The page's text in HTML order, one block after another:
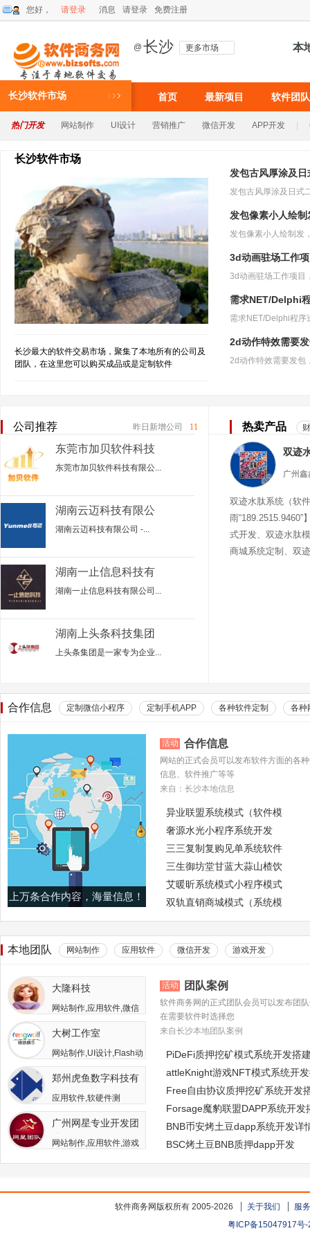
您好， 请登录 消息 请登录 免费注册
@ 长沙 更多市场 本
长沙软件市场 首页 最新项目 软件团队
热门开发 网站制作 UI设计 营销推广 微信开发 APP开发
长沙软件市场
长沙最大的软件交易市场，聚集了本地所有的公司及
团队，在这里您可以购买成品或是定制软件
发包古风厚涂及日
发包像素小人绘制
3d动画驻场工作
需求NET/Delphi
2d动作特效需要
公司推荐 昨日新增公司 11
东莞市加贝软件科技
东莞市加贝软件科技有限公...
湖南云迈科技有限公
湖南云迈科技有限公司 -...
湖南一止信息科技有
湖南一止信息科技有限公司...
湖南上头条科技集团
上头条集团是一家专为企业...
热卖产品
双迹水肽系统（软
雨“189.2515.9460”
式开发、双迹水肽
商城系统定制、双
合作信息 定制微信小程序 定制手机APP 各种软件定制 各种
上万条合作内容，海量信息！
活动 合作信息
网站的正式会员可以发布软件方面的各
信息、软件推广等等
来自：长沙本地信息
异业联盟系统模式（软件模
奢源水光小程序系统开发
三三复制复购见单系统软件
三生御坊堂甘蓝大蒜山楂饮
艾暖昕系统模式小程序模式
双轨直销商城模式（系统模
本地团队 网站制作 应用软件 微信开发 游戏开发
大隆科技
网站制作,应用软件,微信
开发,游戏开发,APP开发,
软件二次开发
大树工作室
网站制作,UI设计,Flash动
画,游戏开发,APP开发,广
告包装设计
郑州虎鱼数字科技有
限公司
应用软件,软硬件测
试,APP开发,人员外包,其
他开发与服务
广州网星专业开发团
队
网站制作,应用软件,游戏
活动 团队案例
软件商务网的正式团队会员可以发布团
在需要软件时选择您
来自长沙本地团队案例
PiDeFi质押挖矿模式系统开发搭
attleKnight游戏NFT模式系统开
Free自由协议质押挖矿系统开发
Forsage魔豹联盟DAPP系统开发
BNB币安烤土豆dapp系统开发详
BSC烤土豆BNB质押dapp开发
软件商务网版权所有 2005-2026 关于我们
服
粤ICP备15047917号-